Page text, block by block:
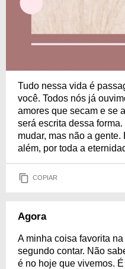
Tudo nessa vida é
você. Todos nós já
amores que secam e se
será escrita dessa
mudar, mas não a
além, por toda a
COPIAR
Agora
A minha coisa favorita
segundo contar. Não
é no hoje que vivemos.